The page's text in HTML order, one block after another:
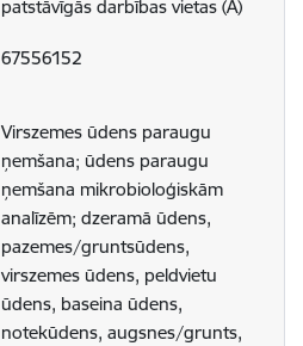
patstāvīgās darbības vietas (Ā)
67556152
Virszemes ūdens paraugu
ņemšana; ūdens paraugu
ņemšana mikrobioloģiskām
analīzēm; dzeramā ūdens,
pazemes/gruntsūdens,
virszemes ūdens, peldvietu
ūdens, baseina ūdens,
notekūdens, augsnes/grunts,